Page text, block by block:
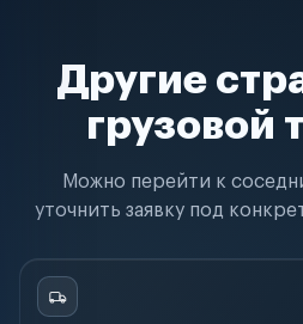
Другие
грузовой
Можно перейти к
уточнить заявку под